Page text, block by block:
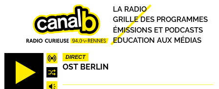
DIRECT
OST BERLIN
Principal
LA RADIO
GRILLE DES PROGRAMMES
ÉMISSIONS ET PODCASTS
EDUCATION AUX MÉDIAS